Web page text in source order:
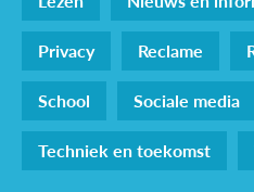
Privacy
Reclame
School
Sociale media
Techniek en toekomst